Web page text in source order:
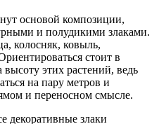
основой композиции,
и полудикими злаками.
колосняк, ковыль,
стоит в
этих растений, ведь
на пару метров и
и переносном смысле.
декоративные злаки